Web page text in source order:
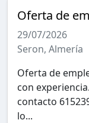
Oferta de
29/07/2026
Seron, Almería
Oferta de
con
contacto
lo...